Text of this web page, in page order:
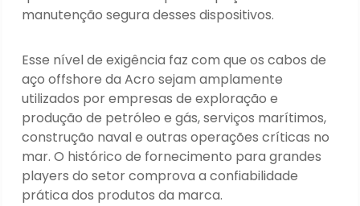
manutenção segura desses dispositivos.
Esse nível de exigência faz com que os cabos de
aço offshore da Acro sejam amplamente
utilizados por empresas de exploração e
produção de petróleo e gás, serviços marítimos,
construção naval e outras operações críticas no
mar. O histórico de fornecimento para grandes
players do setor comprova a confiabilidade
prática dos produtos da marca.